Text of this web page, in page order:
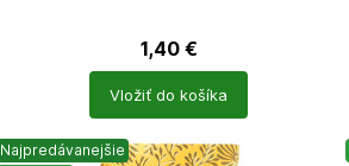
1,40 €
Vložiť do košíka
Najpredávanejšie